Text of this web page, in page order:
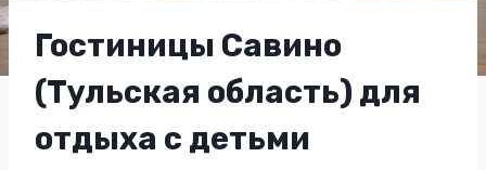
Гостиницы Савино
(Тульская область) для
отдыха с детьми